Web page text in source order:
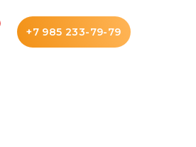
+7 985 233-79-79